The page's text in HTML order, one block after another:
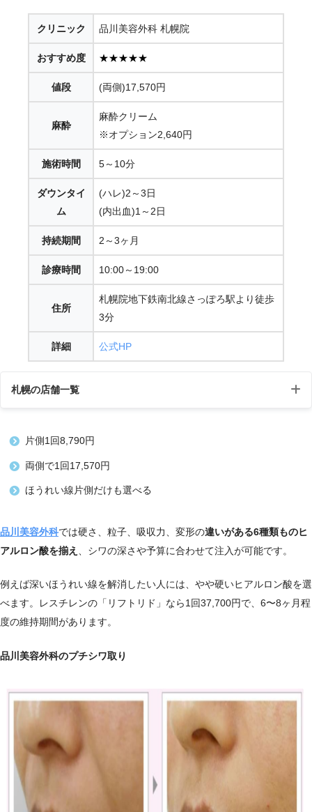
クリニック 品川美容外科 札幌院
おすすめ度 ★★★★★
値段 (両側)17,570円
麻酔
麻酔クリーム
※オプション2,640円
施術時間 5～10分
ダウンタイ
ム
(ハレ)2～3日
(内出血)1～2日
持続期間 2～3ヶ月
診療時間 10:00～19:00
住所
札幌院地下鉄南北線さっぽろ駅より徒歩
3分
詳細 公式HP
札幌の店舗一覧
店
札
院
幌市中央区北4条西5-
アスティ45ビル2F
分
00
片側1回8,790円
両側で1回17,570円
ほうれい線片側だけも選べる
品川美容外科では硬さ、粒子、吸収力、変形の違いがある6種類ものヒ
アルロン酸を揃え
、シワの深さや予算に合わせて注入が可能です。
例えば深いほうれい線を解消したい人には、やや硬いヒアルロン酸を選
べます。レスチレンの「リフトリド」なら1回37,700円で、6〜8ヶ月程
度の維持期間があります。
品川美容外科のプチシワ取り